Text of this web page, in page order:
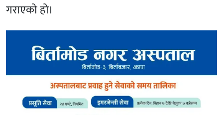
गराएको हो।